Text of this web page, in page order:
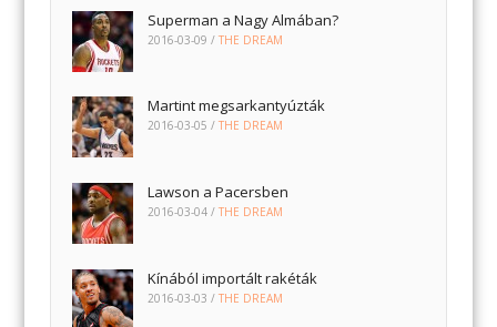
Superman a Nagy Almában?
2016-03-09 /THE DREAM
Martint megsarkantyúzták
2016-03-05 /THE DREAM
Lawson a Pacersben
2016-03-04 /THE DREAM
Kínából importált rakéták
2016-03-03 /THE DREAM